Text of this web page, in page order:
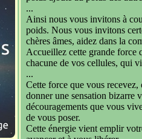
...
Ainsi nous vous invitons à
poids. Nous vous invitons
chères âmes, aidez dans la
Accueillez cette grande force
chacune de vos cellules, qui
...
Cette force que vous
donner une sensation bizarre
découragements que vous
de vous poser.
Cette énergie vient emplir